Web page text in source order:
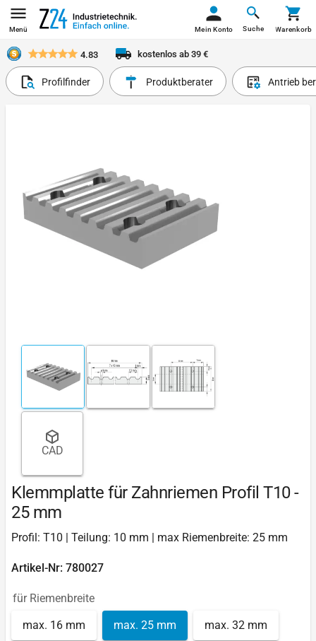
Menü Suche
Mein Konto Warenkorb
4.83 kostenlos ab 39 €
Profilfinder Produktberater Antrieb
CAD
Klemmplatte für Zahnriemen Profil T10 -
25 mm
Profil: T10 | Teilung: 10 mm | max Riemenbreite: 25 mm
Artikel-Nr: 780027
für Riemenbreite
max. 16 mm max. 25 mm max. 32 mm